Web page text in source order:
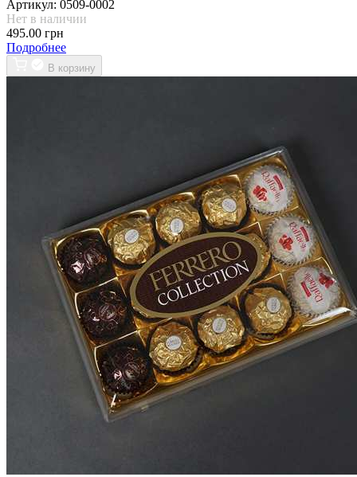
Артикул: 0509-0002
Нет в наличии
495.00 грн
Подробнее
В корзину